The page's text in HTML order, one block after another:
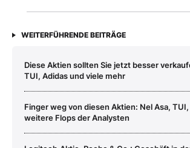
WEITERFÜHRENDE BEITRÄGE
Diese Aktien sollten Sie jetzt besser
TUI, Adidas und viele mehr
Finger weg von diesen Aktien: Nel Asa,
weitere Flops der Analysten